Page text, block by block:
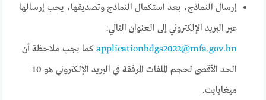
إرسال النماذج، بعد استكمال النماذج وتصديقها، يجب إرسالها
عبر البريد الإلكتروني إلى العنوان التالي:
applicationbdgs2022@mfa.gov.bn كما يجب ملاحظة أن
الحد الأقصى لحجم الملفات المرفقة في البريد الإلكتروني هو 10
ميغابايت.